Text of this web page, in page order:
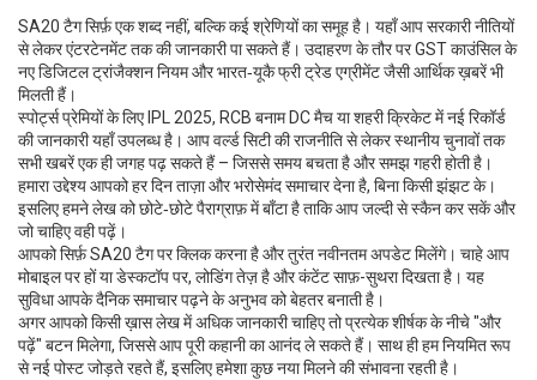
SA20 टैग सिर्फ़ एक शब्द नहीं, बल्कि कई श्रेणियों का समूह है। यहाँ आप सरकारी नीतियों
से लेकर एंटरटेनमेंट तक की जानकारी पा सकते हैं। उदाहरण के तौर पर GST काउंसिल के
नए डिजिटल ट्रांजैक्शन नियम और भारत‑यूकै फ्री ट्रेड एग्रीमेंट जैसी आर्थिक ख़बरें भी
मिलती हैं।
स्पोर्ट्स प्रेमियों के लिए IPL 2025, RCB बनाम DC मैच या शहरी क्रिकेट में नई रिकॉर्ड
की जानकारी यहाँ उपलब्ध है। आप वर्ल्ड सिटी की राजनीति से लेकर स्थानीय चुनावों तक
सभी खबरें एक ही जगह पढ़ सकते हैं – जिससे समय बचता है और समझ गहरी होती है।
हमारा उद्देश्य आपको हर दिन ताज़ा और भरोसेमंद समाचार देना है, बिना किसी झंझट के।
इसलिए हमने लेख को छोटे‑छोटे पैराग्राफ़ में बाँटा है ताकि आप जल्दी से स्कैन कर सकें और
जो चाहिए वही पढ़ें।
आपको सिर्फ़ SA20 टैग पर क्लिक करना है और तुरंत नवीनतम अपडेट मिलेंगे। चाहे आप
मोबाइल पर हों या डेस्कटॉप पर, लोडिंग तेज़ है और कंटेंट साफ़-सुथरा दिखता है। यह
सुविधा आपके दैनिक समाचार पढ़ने के अनुभव को बेहतर बनाती है।
अगर आपको किसी ख़ास लेख में अधिक जानकारी चाहिए तो प्रत्येक शीर्षक के नीचे "और
पढ़ें" बटन मिलेगा, जिससे आप पूरी कहानी का आनंद ले सकते हैं। साथ ही हम नियमित रूप
से नई पोस्ट जोड़ते रहते हैं, इसलिए हमेशा कुछ नया मिलने की संभावना रहती है।